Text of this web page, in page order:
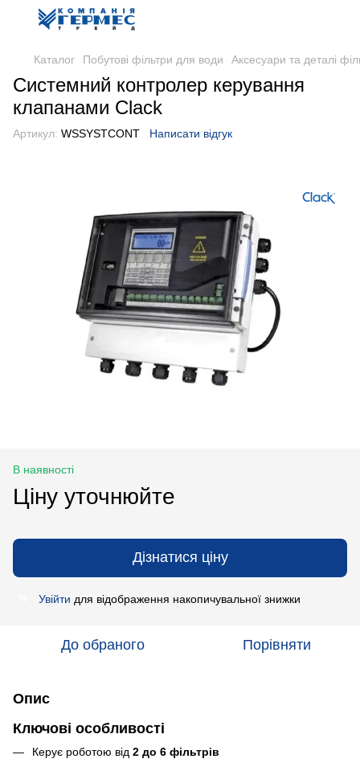
Каталог Побутові фільтри для води Аксесуари та деталі
Системний контролер керування
клапанами Clack
Артикул: WSSYSTCONT Написати відгук
В наявності
Ціну уточнюйте
Дізнатися ціну
Увійти для відображення накопичувальної знижки
До обраного Порівняти
Опис
Ключові особливості
Керує роботою від 2 до 6 фільтрів